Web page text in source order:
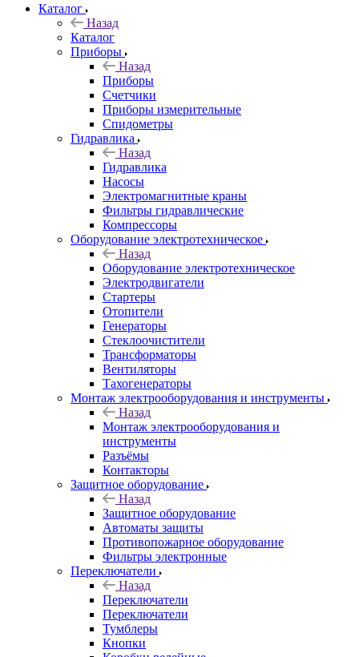
Каталог
Назад
Каталог
Приборы
Назад
Приборы
Счетчики
Приборы измерительные
Спидометры
Гидравлика
Назад
Гидравлика
Насосы
Электромагнитные краны
Фильтры гидравлические
Компрессоры
Оборудование электротехническое
Назад
Оборудование электротехническое
Электродвигатели
Стартеры
Отопители
Генераторы
Стеклоочистители
Трансформаторы
Вентиляторы
Тахогенераторы
Монтаж электрооборудования и инструменты
Назад
Монтаж электрооборудования и
инструменты
Разъёмы
Контакторы
Защитное оборудование
Назад
Защитное оборудование
Автоматы защиты
Противопожарное оборудование
Фильтры электронные
Переключатели
Назад
Переключатели
Переключатели
Тумблеры
Кнопки